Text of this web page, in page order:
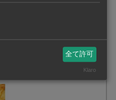
全て許可
Klaro